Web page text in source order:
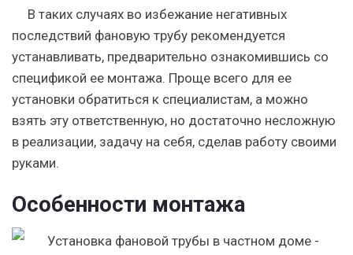
В таких случаях во избежание негативных
последствий фановую трубу рекомендуется
устанавливать, предварительно ознакомившись со
спецификой ее монтажа. Проще всего для ее
установки обратиться к специалистам, а можно
взять эту ответственную, но достаточно несложную
в реализации, задачу на себя, сделав работу своими
руками.
Особенности монтажа